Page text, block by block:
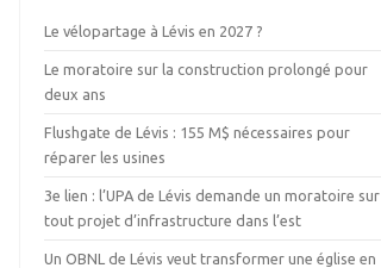
Le vélopartage à Lévis en 2027 ?
Le moratoire sur la construction prolongé pour
deux ans
Flushgate de Lévis : 155 M$ nécessaires pour
réparer les usines
3e lien : l’UPA de Lévis demande un moratoire sur
tout projet d’infrastructure dans l’est
Un OBNL de Lévis veut transformer une église en